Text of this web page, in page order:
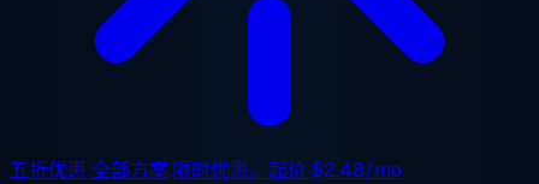
五折优惠 全部方案,限时优惠。起价$2.48/mo